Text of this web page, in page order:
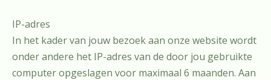
IP-adres
In het kader van jouw bezoek aan onze website wordt
onder andere het IP-adres van de door jou gebruikte
computer opgeslagen voor maximaal 6 maanden. Aan